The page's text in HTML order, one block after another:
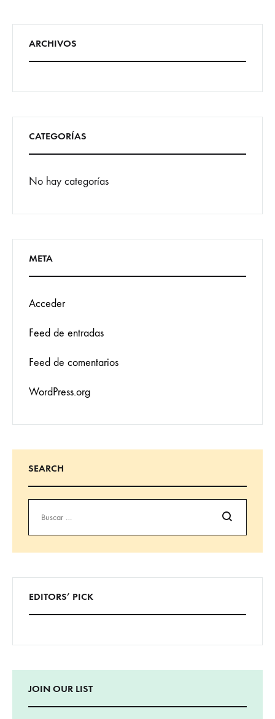
ARCHIVOS
CATEGORÍAS
No hay categorías
META
Acceder
Feed de entradas
Feed de comentarios
WordPress.org
SEARCH
Buscar
EDITORS’ PICK
JOIN OUR LIST